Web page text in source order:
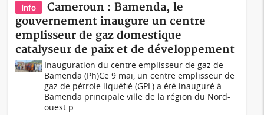
Info
Cameroun : Bamenda, le
gouvernement inaugure un centre
emplisseur de gaz domestique
catalyseur de paix et de développement
Inauguration du centre emplisseur de gaz de
Bamenda (Ph)Ce 9 mai, un centre emplisseur de
gaz de pétrole liquéfié (GPL) a été inauguré à
Bamenda principale ville de la région du Nord-
ouest p...